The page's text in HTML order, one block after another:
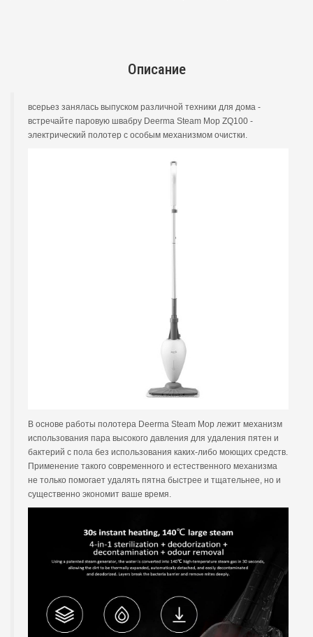
Описание
всерьез занялась выпуском различной техники для дома -
встречайте паровую швабру Deerma Steam Mop ZQ100 -
электрический полотер с особым механизмом очистки.
В основе работы полотера Deerma Steam Mop лежит механизм
использования пара высокого давления для удаления пятен и
бактерий с пола без использования каких-либо моющих средств.
Применение такого современного и естественного механизма
не только помогает удалять пятна быстрее и тщательнее, но и
существенно экономит ваше время.